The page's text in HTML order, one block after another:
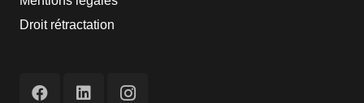
Droit rétractation